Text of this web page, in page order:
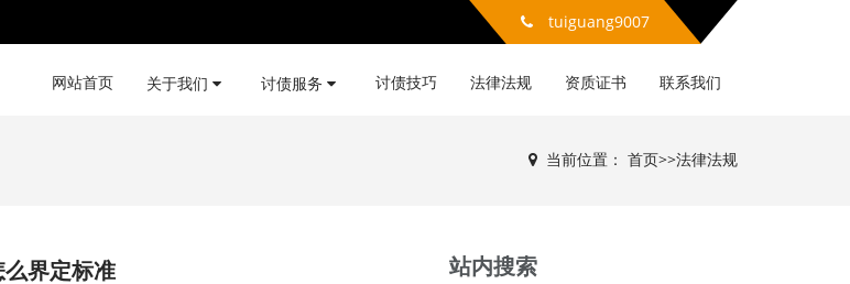
tuiguang9007
网站首页 关于我们 讨债服务 讨债技巧 法律法规 资质证书 联系我们
当前位置： 首页>>法律法规
界定标准 站内搜索